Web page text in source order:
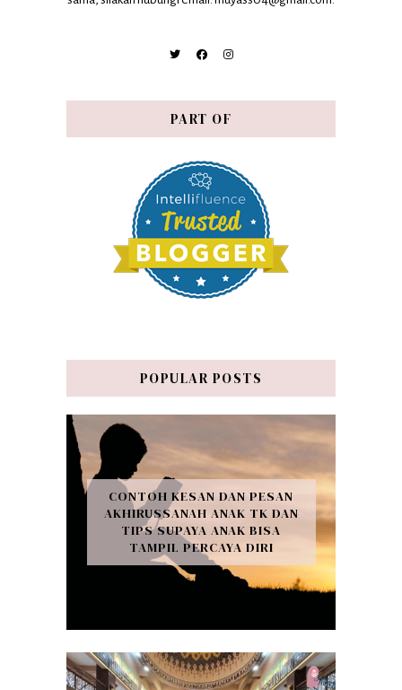
PART OF
POPULAR POSTS
CONTOH KESAN DAN PESAN
AKHIRUSSANAH ANAK TK DAN
TIPS SUPAYA ANAK BISA
TAMPIL PERCAYA DIRI